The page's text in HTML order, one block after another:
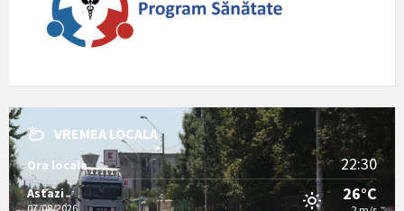
VREMEA LOCALA
Ora locala 22:30
Astazi
07/08/2026
26°C